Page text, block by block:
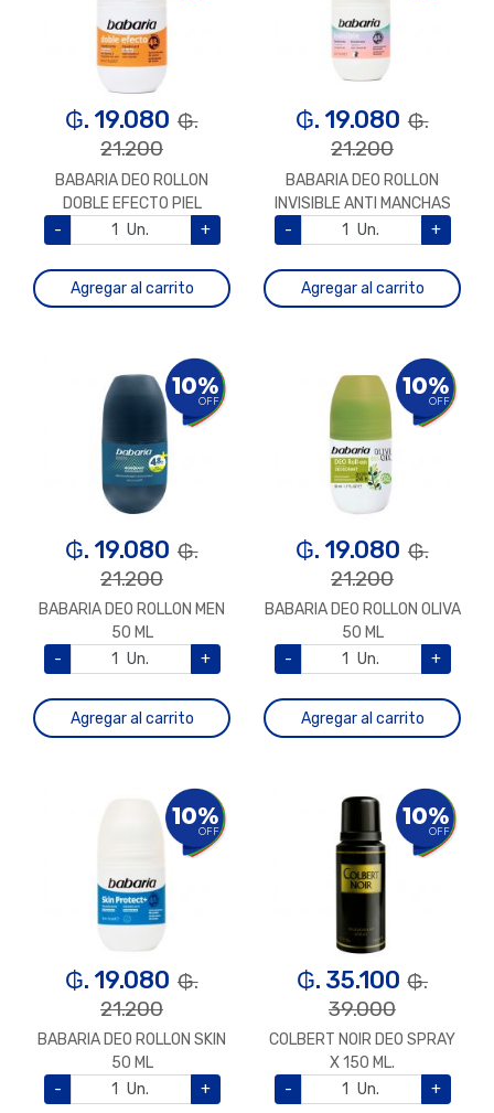
₲. 19.080 ₲.
21.200
BABARIA DEO ROLLON
DOBLE EFECTO PIEL
SEDOSA 50 ML
- Un. +
Agregar al carrito
₲. 19.080 ₲.
21.200
BABARIA DEO ROLLON
INVISIBLE ANTI MANCHAS
50 ML
- Un. +
Agregar al carrito
10%
OFF
₲. 19.080 ₲.
21.200
BABARIA DEO ROLLON MEN
50 ML
-
Un. +
Agregar al carrito
10%
OFF
₲. 19.080 ₲.
21.200
BABARIA DEO ROLLON OLIVA
50 ML
-
Un. +
Agregar al carrito
10%
OFF
₲. 19.080 ₲.
21.200
BABARIA DEO ROLLON SKIN
50 ML
-
Un. +
10%
OFF
₲. 35.100 ₲.
39.000
COLBERT NOIR DEO SPRAY
X 150 ML.
-
Un. +